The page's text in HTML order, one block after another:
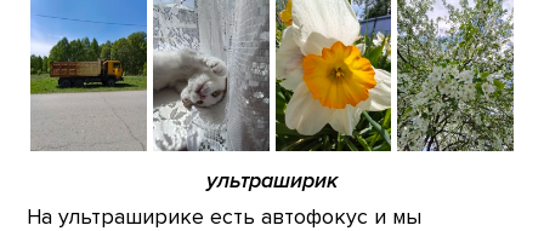
ультраширик
На ультраширике есть автофокус и мы